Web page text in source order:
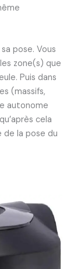
pose. Vous
zone(s) que
Puis dans
(massifs,
autonome
cela
de la pose du